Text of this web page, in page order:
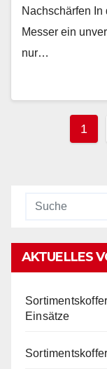
Nachschärfen
Messer ein
nur…
1
AKTUELLES
Einsätze